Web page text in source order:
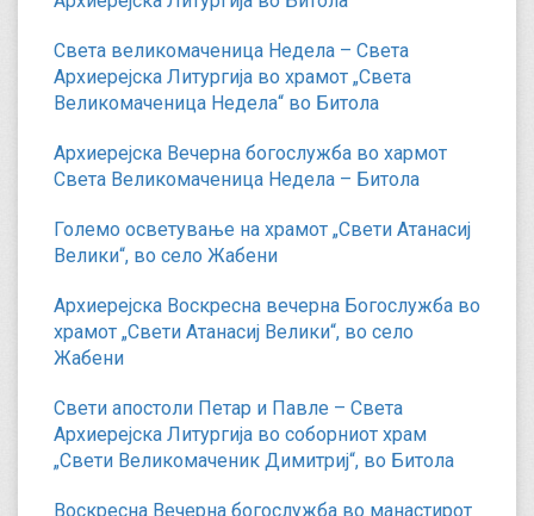
Света великомаченица Недела – Света
Архиерејска Литургија во храмот „Света
Великомаченица Недела“ во Битола
Архиерејска Вечерна богослужба во хармот
Света Великомаченица Недела – Битола
Големо осветување на храмот „Свети Атанасиј
Велики“, во село Жабени
Архиерејска Воскресна вечерна Богослужба во
храмот „Свети Атанасиј Велики“, во село
Жабени
Свети апостоли Петар и Павле – Света
Архиерејска Литургија во соборниот храм
„Свети Великомаченик Димитриј“, во Битола
Воскресна Вечерна богослужба во манастирот